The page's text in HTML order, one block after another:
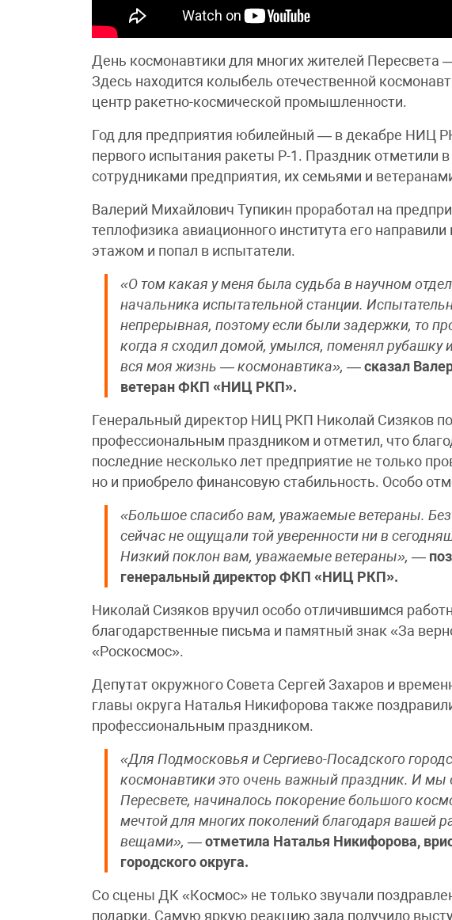
День космонавтики для многих жителей Пересвета
Здесь находится колыбель отечественной
центр ракетно-космической промышленности.
Год для предприятия юбилейный — в декабре НИЦ
первого испытания ракеты Р-1. Праздник отметили
сотрудниками предприятия, их семьями и
Валерий Михайлович Тупикин проработал на
теплофизика авиационного института его
этажом и попал в испытатели.
«О том какая у меня была судьба в научном
начальника испытательной станции.
непрерывная, поэтому если были задержки, то
когда я сходил домой, умылся, поменял рубашку
вся моя жизнь — космонавтика»,— сказал
ветеран ФКП «НИЦ РКП».
Генеральный директор НИЦ РКП Николай Сизяков
профессиональным праздником и отметил, что
последние несколько лет предприятие не только
но и приобрело финансовую стабильность. Особо
«Большое спасибо вам, уважаемые ветераны.
сейчас не ощущали той уверенности ни в
Низкий поклон вам, уважаемые ветераны», —
генеральный директор ФКП «НИЦ РКП».
Николай Сизяков вручил особо отличившимся
благодарственные письма и памятный знак «За
«Роскосмос».
Депутат окружного Совета Сергей Захаров и
главы округа Наталья Никифорова также
профессиональным праздником.
«Для Подмосковья и Сергиево-Посадского
космонавтики это очень важный праздник. И мы
Пересвете, начиналось покорение большого
мечтой для многих поколений благодаря вашей
вещами»,—отметила Наталья Никифорова,
городского округа.
Со сцены ДК «Космос» не только звучали
подарки. Самую яркую реакцию зала получило